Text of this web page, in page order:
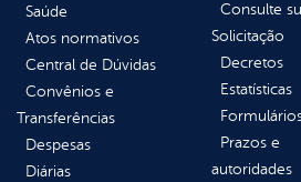
Saúde
Atos normativos
Central de Dúvidas
Convênios e
Transferências
Despesas
Diárias
Consulte
Solicitação
Decretos
Estatísticas
Prazos e
autoridades